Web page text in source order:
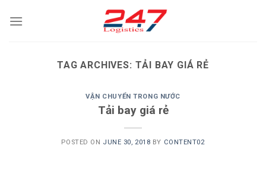
TAG ARCHIVES: TẢI BAY GIÁ RẺ
VẬN CHUYỂN TRONG NƯỚC
Tải bay giá rẻ
POSTED ON JUNE 30, 2018 BY CONTENT02